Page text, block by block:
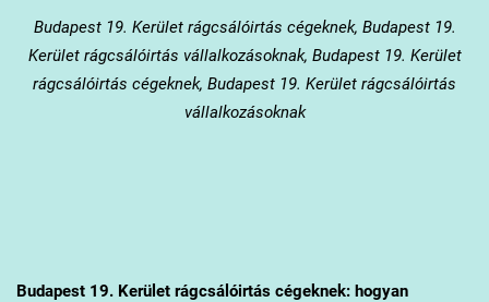
Budapest 19. Kerületrágcsálóirtás cégeknek, Budapest 19.
Kerület rágcsálóirtás vállalkozásoknak, Budapest 19. Kerület
rágcsálóirtás cégeknek, Budapest 19. Kerület rágcsálóirtás
vállalkozásoknak
Budapest 19. Kerületrágcsálóirtás cégeknek: hogyan